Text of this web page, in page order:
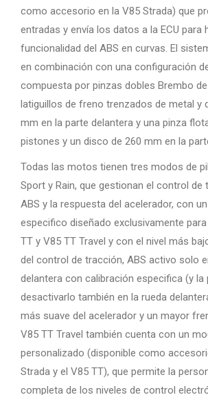
como accesorio en la V85 Strada) que
entradas y envía los datos a la ECU para
funcionalidad del ABS en curvas. El
en combinación con una configuración
compuesta por pinzas dobles Brembo
latiguillos de freno trenzados de metal y
mm en la parte delantera y una pinza
pistones y un disco de 260 mm en la
Todas las motos tienen tres modos de
Sport y Rain, que gestionan el control de
ABS y la respuesta del acelerador, con
especifico diseñado exclusivamente
TT y V85 TT Travel y con el nivel más
del control de tracción, ABS activo solo
delantera con calibración especifica (y la
desactivarlo también en la rueda
más suave del acelerador y un mayor
V85 TT Travel también cuenta con un
personalizado (disponible como
Strada y el V85 TT), que permite la
completa de los niveles de control